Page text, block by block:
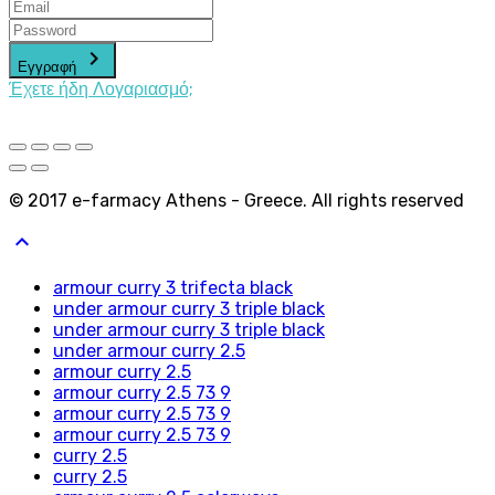
Εγγραφή keyboard_arrow_right
Έχετε ήδη Λογαριασμό;
© 2017 e-farmacy Athens - Greece. All rights reserved
keyboard_arrow_up
armour curry 3 trifecta black
under armour curry 3 triple black
under armour curry 3 triple black
under armour curry 2.5
armour curry 2.5
armour curry 2.5 73 9
armour curry 2.5 73 9
armour curry 2.5 73 9
curry 2.5
curry 2.5